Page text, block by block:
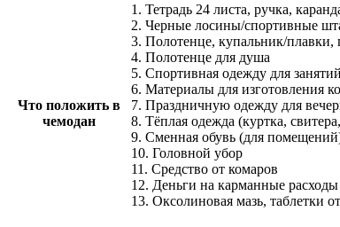
Что положить в
чемодан
1. Тетрадь 24 листа, ручка,
2. Черные лосины/спортивные
3. Полотенце, купальник/плавки,
4. Полотенце для душа
5. Спортивная одежду для
6. Материалы для изготовления
7. Праздничную одежду для
8. Тёплая одежда (куртка,
9. Сменная обувь (для
10. Головной убор
11. Средство от комаров
12. Деньги на карманные расходы
13. Оксолиновая мазь, таблетки